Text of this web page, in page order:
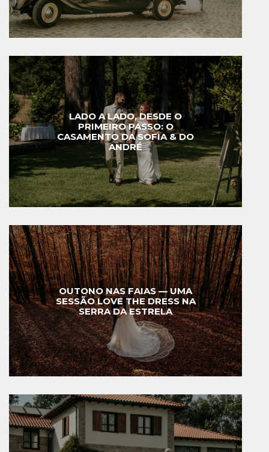
LADO A LADO, DESDE O
PRIMEIRO PASSO: O
CASAMENTO DA SOFIA & DO
ANDRÉ
OUTONO NAS FAIAS — UMA
SESSÃO LOVE THE DRESS NA
SERRA DA ESTRELA